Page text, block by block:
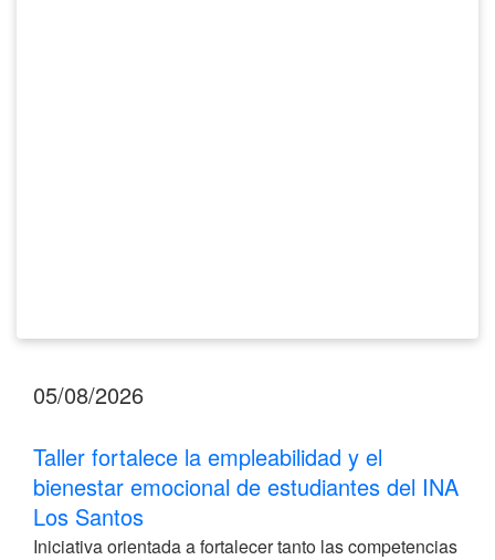
05/08/2026
Taller fortalece la empleabilidad y el
bienestar emocional de estudiantes del INA
Los Santos
Iniciativa orientada a fortalecer tanto las competencias